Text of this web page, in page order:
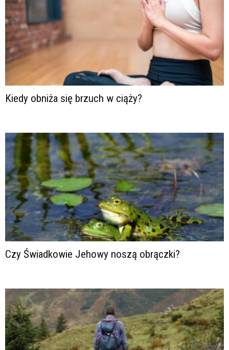
Kiedy obniża się brzuch w ciąży?
Czy Świadkowie Jehowy noszą obrączki?